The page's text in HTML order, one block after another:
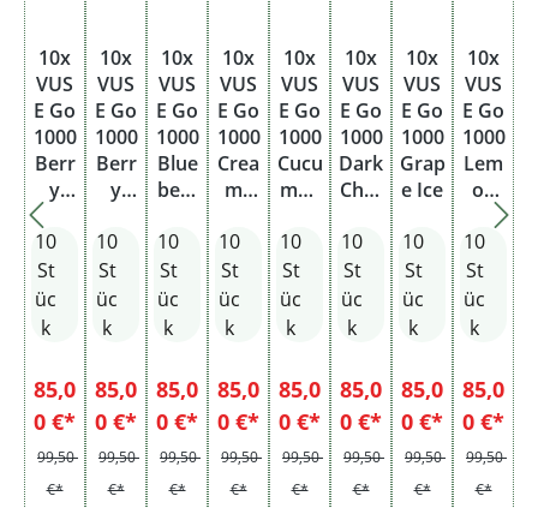
10x
VUS
E Go
1000
Berr
y
Blen
d
10
St
üc
k
85,0
0 €*
99,50
€*
10x
VUS
E Go
1000
Berr
y
rmel
on
10
St
üc
k
85,0
0 €*
99,50
€*
10x
VUS
E Go
1000
Blue
berr
10
St
üc
k
85,0
0 €*
99,50
€*
10x
VUS
E Go
1000
Crea
my
cco
10
St
üc
k
85,0
0 €*
99,50
€*
10x
VUS
E Go
1000
Cucu
mbe
10
St
üc
k
85,0
0 €*
99,50
€*
10x
VUS
E Go
1000
Dark
Cher
10
St
üc
k
85,0
0 €*
99,50
€*
10x
VUS
E Go
1000
Grap
e Ice
10
St
üc
k
85,0
0 €*
99,50
€*
10x
VUS
E Go
1000
Lem
on
Berr
y
10
St
üc
k
85,0
0 €*
99,50
€*